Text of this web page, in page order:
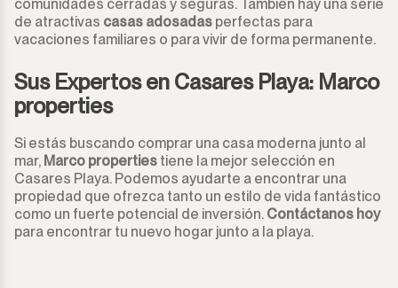
comunidades cerradas y seguras. También hay una serie
de atractivas casas adosadas perfectas para
vacaciones familiares o para vivir de forma permanente.
Sus Expertos en Casares Playa: Marco
properties
Si estás buscando comprar una casa moderna junto al
mar, Marco properties tiene la mejor selección en
Casares Playa. Podemos ayudarte a encontrar una
propiedad que ofrezca tanto un estilo de vida fantástico
como un fuerte potencial de inversión. Contáctanos hoy
para encontrar tu nuevo hogar junto a la playa.